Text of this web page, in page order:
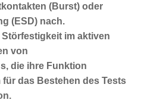
(Burst) oder
(ESD) nach.
im aktiven
von
die ihre Funktion
das Bestehen des Tests